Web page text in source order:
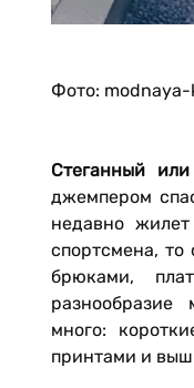
Фото:
Стеганный
джемпером
недавно
спортсмена,
брюками,
много:
принтами и